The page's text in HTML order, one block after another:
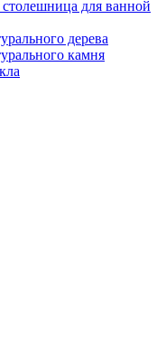
столешница для ванной
дерева
камня